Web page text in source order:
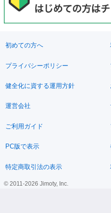
初めての方へ
プライバシーポリシー
健全化に資する運用方針
運営会社
ご利用ガイド
PC版で表示
特定商取引法の表示
© 2011-2026 Jimoty, Inc.